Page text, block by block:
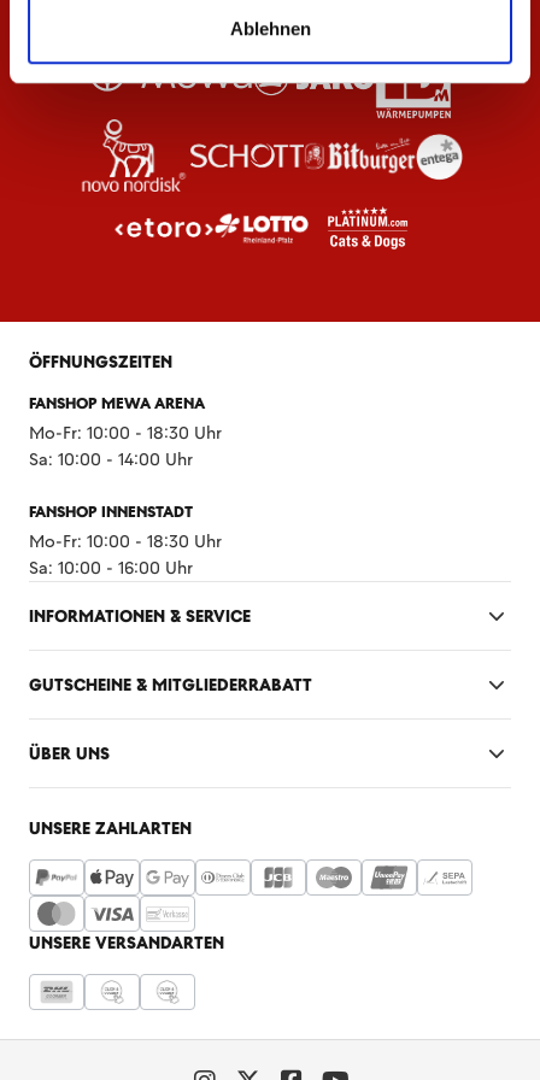
Ablehnen
ÖFFNUNGSZEITEN
FANSHOP MEWA ARENA
Mo-Fr: 10:00 - 18:30 Uhr
Sa: 10:00 - 14:00 Uhr
FANSHOP INNENSTADT
Mo-Fr: 10:00 - 18:30 Uhr
Sa: 10:00 - 16:00 Uhr
INFORMATIONEN & SERVICE
GUTSCHEINE & MITGLIEDERRABATT
ÜBER UNS
UNSERE ZAHLARTEN
UNSERE VERSANDARTEN